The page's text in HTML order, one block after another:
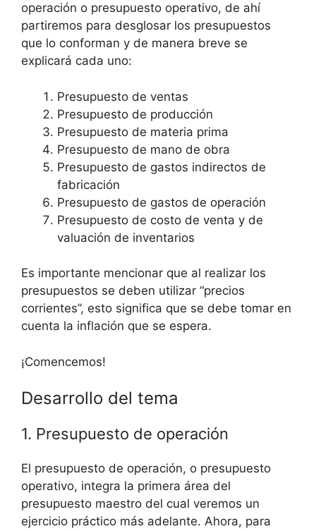
operación o presupuesto operativo, de ahí
partiremos para desglosar los presupuestos
que lo conforman y de manera breve se
explicará cada uno:
Presupuesto de ventas
Presupuesto de producción
Presupuesto de materia prima
Presupuesto de mano de obra
Presupuesto de gastos indirectos de
fabricación
Presupuesto de gastos de operación
Presupuesto de costo de venta y de
valuación de inventarios
Es importante mencionar que al realizar los
presupuestos se deben utilizar “precios
corrientes”, esto significa que se debe tomar en
cuenta la inflación que se espera.
¡Comencemos!
Desarrollo del tema
1. Presupuesto de operación
El presupuesto de operación, o presupuesto
operativo, integra la primera área del
presupuesto maestro del cual veremos un
ejercicio práctico más adelante. Ahora, para